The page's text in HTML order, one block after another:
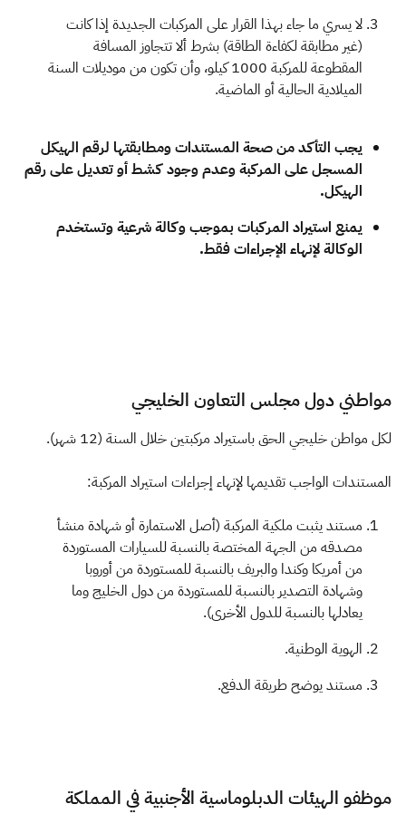
لا يسري ما جاء بهذا القرار على المركبات الجديدة إذا كانت
(غير مطابقة لكفاءة الطاقة) بشرط ألا تتجاوز المسافة
المقطوعة للمركبة 1000 كيلو، وأن تكون من موديلات السنة
الميلادية الحالية أو الماضية.
يجب التأكد من صحة المستندات ومطابقتها لرقم الهيكل
المسجل على المركبة وعدم وجود كشط أو تعديل على رقم
الهيكل.
يمنع استيراد المركبات بموجب وكالة شرعية وتستخدم
الوكالة لإنهاء الإ​جراءات فقط.
مواطني دول مجلس التعاون الخليجي
لكل مواطن خليجي الحق باستيراد مركبتين خلال السنة (12 شهر).​
المستندات الواجب تقديمها لإنهاء إجراءات استيراد المركبة:
مستند يثبت ملكية المركبة (أصل الاستمارة أو شهادة منشأ
مصدقه من الجهة المختصة بالنسبة للسيارات المستوردة
من أمريكا وكندا والبريف بالنسبة للمستوردة من أوروبا
وشهادة التصدير بالنسبة للمستوردة من دول الخليج وما
يعادلها بالنسبة للدول الأخرى).
الهوية الوطنية.
مستند يوضح طريقة الدفع.
​موظفو الهيئات الدبلوماسية الأجنبية في المملكة​